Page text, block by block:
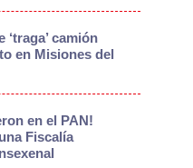
‘traga’ camión
en Misiones del
en el PAN!
Fiscalía